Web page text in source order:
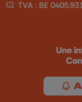
TVA : BE
Une